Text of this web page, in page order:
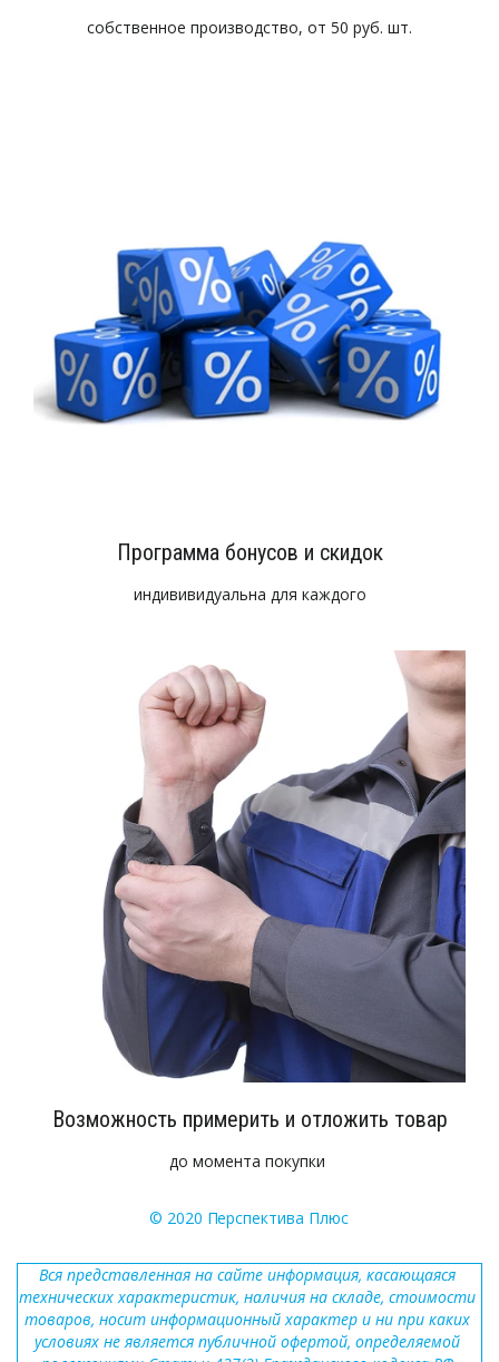
собственное производство, от 50 руб. шт.
Программа бонусов и скидок
индививидуальна для каждого
Возможность примерить и отложить товар
до момента покупки
© 2020 Перспектива Плюс
Вся представленная на сайте информация, касающаяся
технических характеристик, наличия на складе, стоимости
товаров, носит информационный характер и ни при каких
условиях не является публичной офертой, определяемой